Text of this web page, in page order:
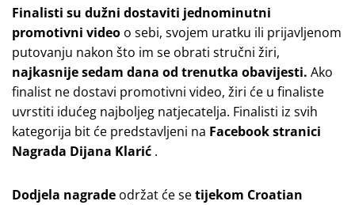
Finalisti su dužni dostaviti jednominutni
promotivni video o sebi, svojem uratku ili prijavljenom
putovanju nakon što im se obrati stručni žiri,
najkasnije sedam dana od trenutka obavijesti. Ako
finalist ne dostavi promotivni video, žiri će u finaliste
uvrstiti idućeg najboljeg natjecatelja. Finalisti iz svih
kategorija bit će predstavljeni na Facebook stranici
Nagrada Dijana Klarić .
Dodjela nagrade održat će setijekom Croatian